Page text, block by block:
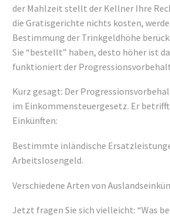
der Mahlzeit stellt der Kellner Ihre
die Gratisgerichte nichts kosten,
Bestimmung der Trinkgeldhöhe
Sie “bestellt” haben, desto höher ist
funktioniert der
Kurz gesagt: Der
im Einkommensteuergesetz. Er
Einkünften:
Bestimmte inländische
Arbeitslosengeld.
Verschiedene Arten von
Jetzt fragen Sie sich vielleicht: “Was